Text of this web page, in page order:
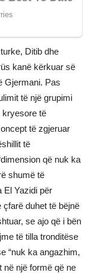
Ditib dhe
kanë kërkuar së
Gjermani. Pas
të një grupimi
kryesore të
të zgjeruar
të
që nuk ka
shumë të
El Yazidi për
duhet të bëjnë
se ajo që i bën
të tilla tronditëse
“nuk ka angazhim,
në një formë që ne